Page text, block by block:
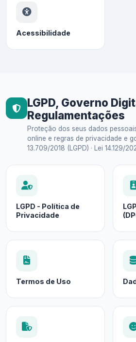
Acessibilidade
LGPD, Governo
Regulamentações
Proteção dos seus dados
online e regras de privacidade e
13.709/2018 (LGPD) · Lei 14.129/
LGPD - Política de
Privacidade
Termos de Uso